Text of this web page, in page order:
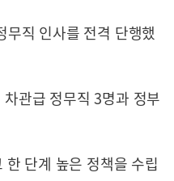
직 인사를 전격 단행했
관급 정무직 3명과 정부
단계 높은 정책을 수립